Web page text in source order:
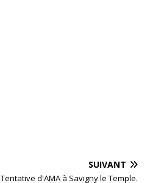
SUIVANT
Tentative d'AMA à Savigny le Temple.